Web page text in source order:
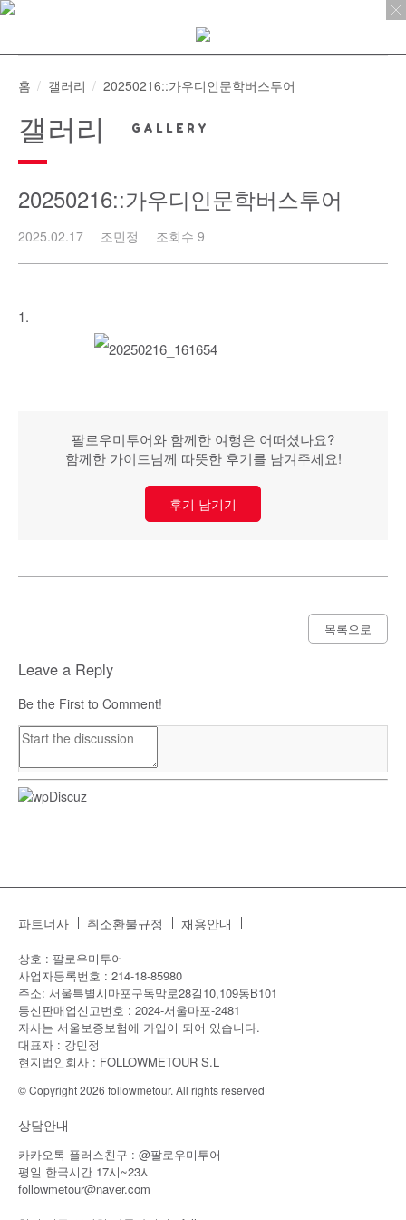
Skip
홈 갤러리 20250216::가우디인문학버스투어
갤러리
20250216::가우디인문학버스투어
2025.02.17 조민정 조회수 9
팔로우미투어와 함께한 여행은 어떠셨나요?
함께한 가이드님께 따뜻한 후기를 남겨주세요!
후기 남기기
목록으로
Leave a Reply
Be the First to Comment!
파트너사 취소환불규정 채용안내
상호 : 팔로우미투어
사업자등록번호 : 214-18-85980
주소: 서울특별시마포구독막로28길10,109동B101
통신판매업신고번호 : 2024-서울마포-2481
자사는 서울보증보험에 가입이 되어 있습니다.
대표자 : 강민정
현지법인회사 : FOLLOWMETOUR S.L
© Copyright 2026 followmetour. All rights reserved
상담안내
카카오톡 플러스친구 : @팔로우미투어
평일 한국시간 17시~23시
followmetour@naver.com